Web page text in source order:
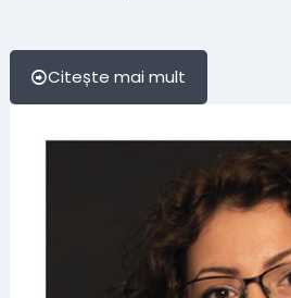
Citește mai mult